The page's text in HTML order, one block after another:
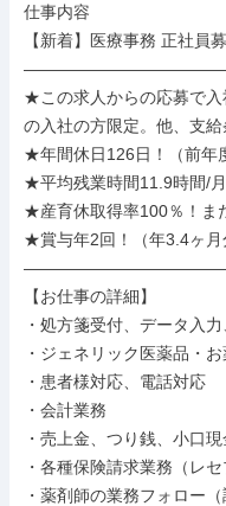
仕事内容
【新着】医療事務 正社員募
★この求人からの応募で
の入社の方限定。他、支給
★年間休日126日！（前年
★平均残業時間11.9時間/月
★産育休取得率100％！ま
★賞与年2回！（年3.4ヶ月
【お仕事の詳細】
・処方箋受付、データ入
・ジェネリック医薬品・
・患者様対応、電話対応
・会計業務
・売上金、つり銭、小口
・各種保険請求業務（レセ
・薬剤師の業務フォロー（